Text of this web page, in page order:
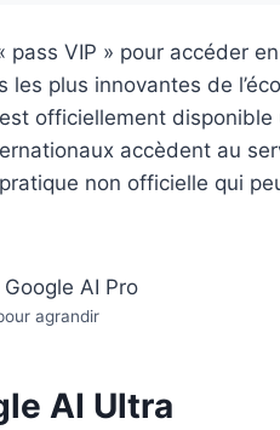
VIP » pour accéder
plus innovantes de
officiellement disponible
accèdent au
non officielle qui
agrandir
AI Ultra